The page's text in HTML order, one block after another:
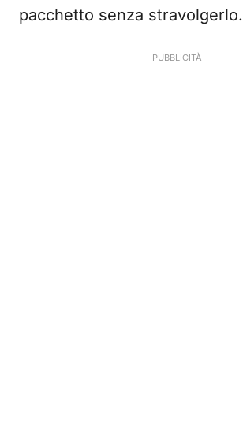
pacchetto senza stravolgerlo.